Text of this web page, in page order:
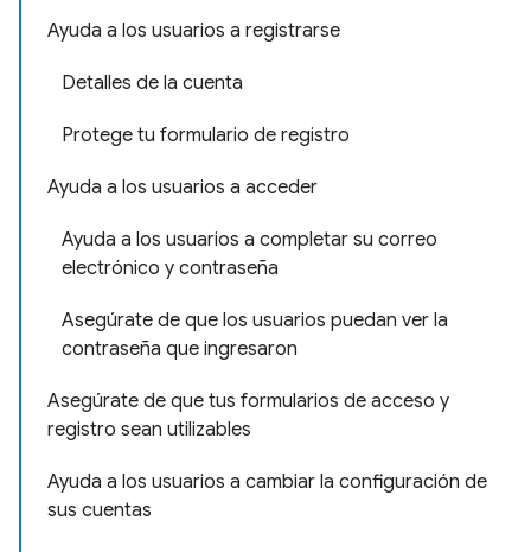
Ayuda a los usuarios a registrarse
Detalles de la cuenta
Protege tu formulario de registro
Ayuda a los usuarios a acceder
Ayuda a los usuarios a completar su correo
electrónico y contraseña
Asegúrate de que los usuarios puedan ver la
contraseña que ingresaron
Asegúrate de que tus formularios de acceso y
registro sean utilizables
Ayuda a los usuarios a cambiar la configuración de
sus cuentas